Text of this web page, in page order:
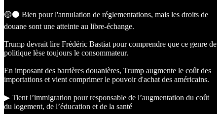
🟡⚫️ Bien pour l'annulation de réglementations, mais les droits de
douane sont une atteinte au libre-échange.
Trump devrait lire Frédéric Bastiat pour comprendre que ce genre de
politique lèse toujours le consommateur.
En imposant des barrières douanières, Trump augmente le coût des
importations et vient comprimer le pouvoir d'achat des américains.
▶︎ Tient l’immigration pour responsable de l’augmentation du coût
du logement, de l’éducation et de la santé